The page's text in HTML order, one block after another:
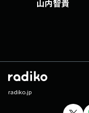
山内智貴
radiko.jp